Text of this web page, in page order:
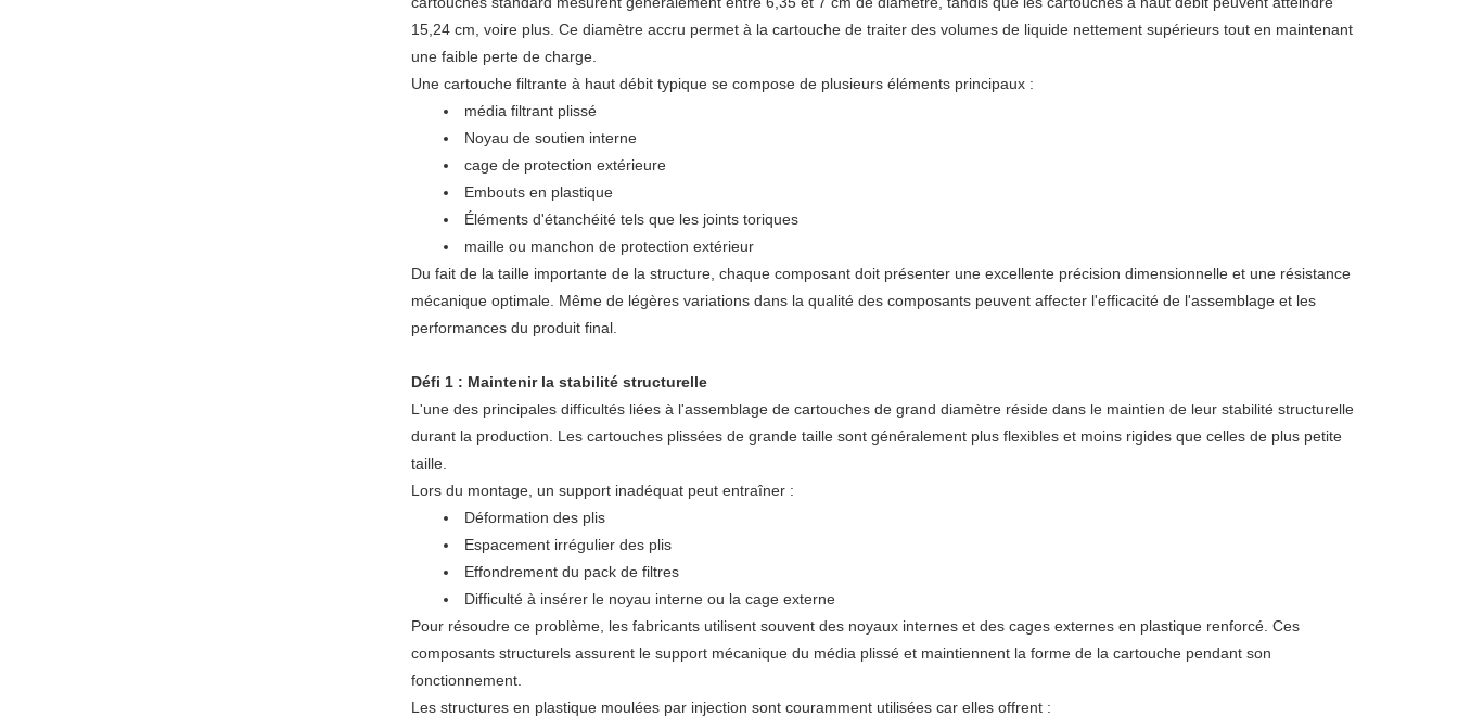
15,24 cm, voire plus. Ce diamètre accru permet à la cartouche de traiter des volumes de liquide nettement supérieurs tout en maintenant
une faible perte de charge.
Une cartouche filtrante à haut débit typique se compose de plusieurs éléments principaux :
média filtrant plissé
Noyau de soutien interne
cage de protection extérieure
Embouts en plastique
Éléments d'étanchéité tels que les joints toriques
maille ou manchon de protection extérieur
Du fait de la taille importante de la structure, chaque composant doit présenter une excellente précision dimensionnelle et une résistance
mécanique optimale. Même de légères variations dans la qualité des composants peuvent affecter l'efficacité de l'assemblage et les
performances du produit final.
Défi 1 : Maintenir la stabilité structurelle
L'une des principales difficultés liées à l'assemblage de cartouches de grand diamètre réside dans le maintien de leur stabilité structurelle
durant la production. Les cartouches plissées de grande taille sont généralement plus flexibles et moins rigides que celles de plus petite
taille.
Lors du montage, un support inadéquat peut entraîner :
Déformation des plis
Espacement irrégulier des plis
Effondrement du pack de filtres
Difficulté à insérer le noyau interne ou la cage externe
Pour résoudre ce problème, les fabricants utilisent souvent des noyaux internes et des cages externes en plastique renforcé. Ces
composants structurels assurent le support mécanique du média plissé et maintiennent la forme de la cartouche pendant son
fonctionnement.
Les structures en plastique moulées par injection sont couramment utilisées car elles offrent :